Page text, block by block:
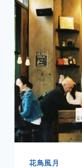
LA
花鳥風月